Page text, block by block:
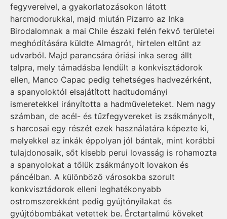
fegyvereivel, a gyakorlatozásokon látott
harcmodorukkal, majd miután Pizarro az Inka
Birodalomnak a mai Chile északi felén fekvő területei
meghódítására küldte Almagrót, hirtelen eltűnt az
udvarból. Majd parancsára óriási inka sereg állt
talpra, mely támadásba lendült a konkvisztádorok
ellen, Manco Capac pedig tehetséges hadvezérként,
a spanyoloktól elsajátított hadtudományi
ismeretekkel irányította a hadműveleteket. Nem nagy
számban, de acél- és tűzfegyvereket is zsákmányolt,
s harcosai egy részét ezek használatára képezte ki,
melyekkel az inkák éppolyan jól bántak, mint korábbi
tulajdonosaik, sőt kisebb perui lovasság is rohamozta
a spanyolokat a tőlük zsákmányolt lovakon és
páncélban. A különböző városokba szorult
konkvisztádorok elleni leghatékonyabb
ostromszerekként pedig gyújtónyilakat és
gyújtóbombákat vetettek be. Érctartalmú köveket